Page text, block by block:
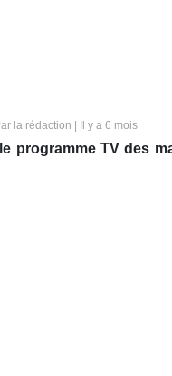
la rédaction | Il y a 6 mois
programme TV des